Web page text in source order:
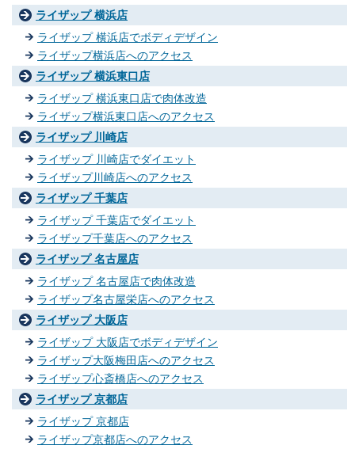
ライザップ 横浜店
ライザップ 横浜店でボディデザイン
ライザップ横浜店へのアクセス
ライザップ 横浜東口店
ライザップ 横浜東口店で肉体改造
ライザップ横浜東口店へのアクセス
ライザップ 川崎店
ライザップ 川崎店でダイエット
ライザップ川崎店へのアクセス
ライザップ 千葉店
ライザップ 千葉店でダイエット
ライザップ千葉店へのアクセス
ライザップ 名古屋店
ライザップ 名古屋店で肉体改造
ライザップ名古屋栄店へのアクセス
ライザップ 大阪店
ライザップ 大阪店でボディデザイン
ライザップ大阪梅田店へのアクセス
ライザップ心斎橋店へのアクセス
ライザップ 京都店
ライザップ 京都店
ライザップ京都店へのアクセス